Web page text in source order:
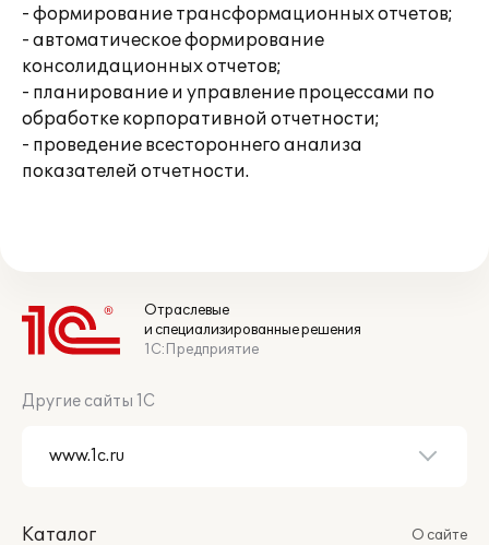
- формирование трансформационных отчетов;
- автоматическое формирование
консолидационных отчетов;
- планирование и управление процессами по
обработке корпоративной отчетности;
- проведение всестороннего анализа
показателей отчетности.
Отраслевые
и специализированные решения
1С:Предприятие
Другие сайты 1С
Каталог О сайте